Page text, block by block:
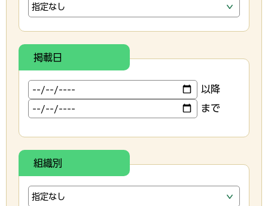
掲載日
以降
まで
組織別